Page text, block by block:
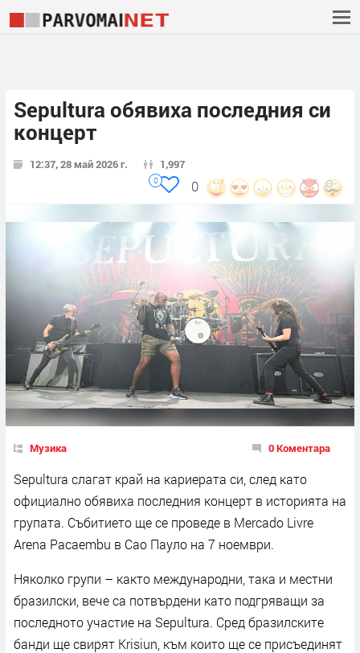
Sepultura обявиха последния си
концерт
12:37, 28 май 2026 г. 1,997
0
0
Музика 0 Коментара
Sepultura слагат край на кариерата си, след като
официално обявиха последния концерт в историята на
групата. Събитието ще се проведе в Mercado Livre
Arena Pacaembu в Сао Пауло на 7 ноември.
Няколко групи – както международни, така и местни
бразилски, вече са потвърдени като подгряващи за
последното участие на Sepultura. Сред бразилските
банди ще свирят Krisiun, към които ще се присъединят